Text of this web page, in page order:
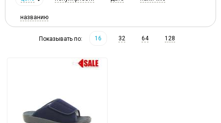
названию
Показывать по: 16 32 64 128